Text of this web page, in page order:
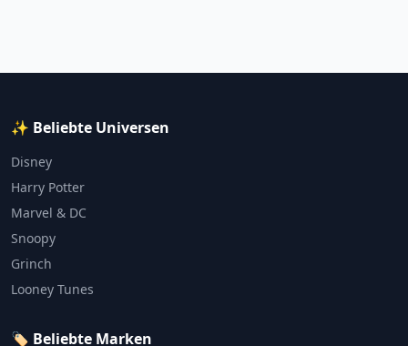
✨ Beliebte Universen
Disney
Harry Potter
Marvel & DC
Snoopy
Grinch
Looney Tunes
🏷️ Beliebte Marken